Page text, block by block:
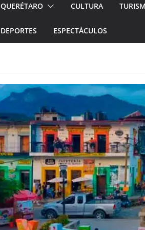
QUERÉTARO CULTURA
DEPORTES ESPECTÁCULOS